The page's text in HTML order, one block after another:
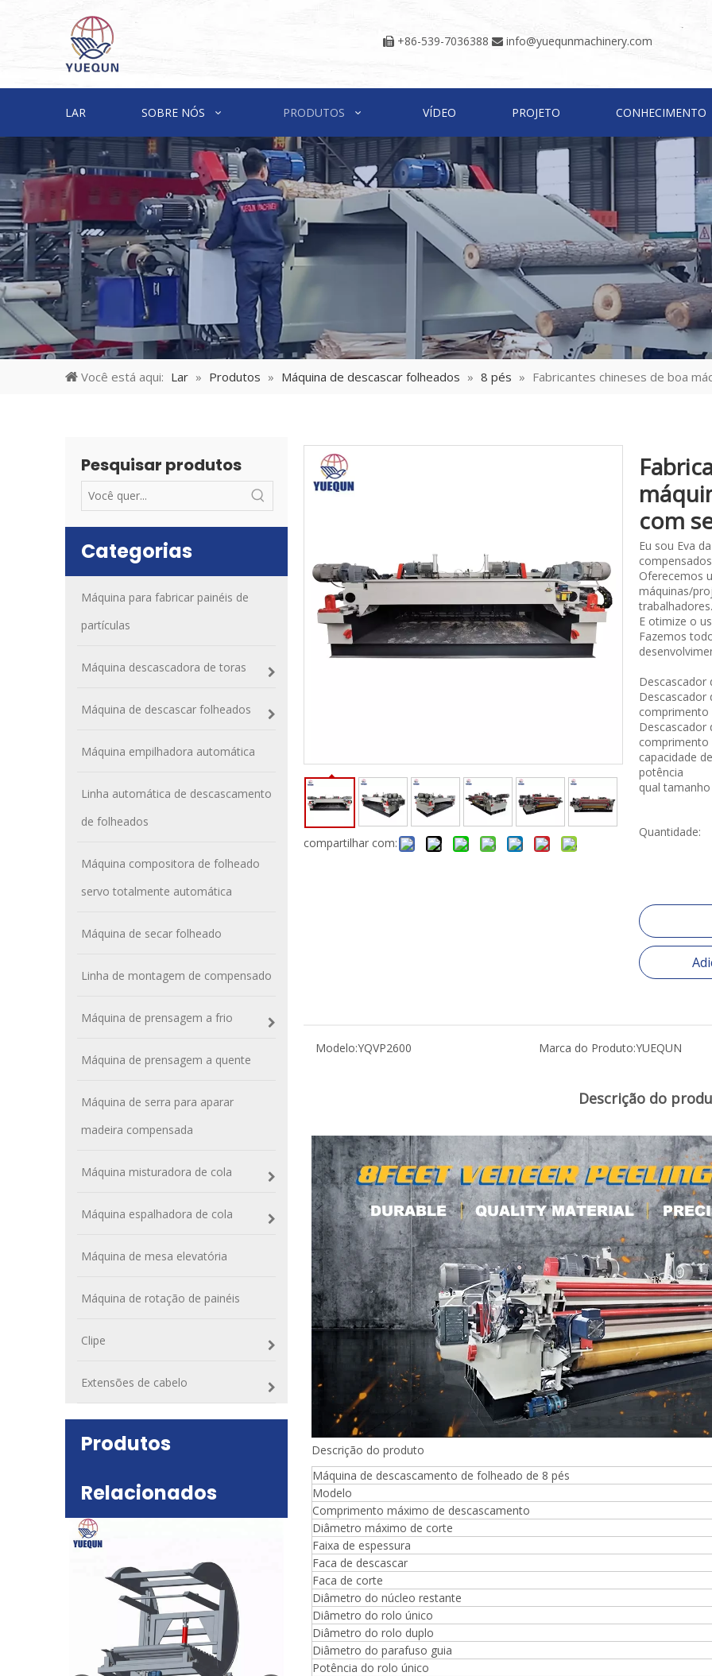
 +86-539-7036388  info@yuequnmachinery.com
LAR SOBRE NÓS PRODUTOS VÍDEO PROJETO CONHECIMENTO
Você está aqui: Lar » Produtos » Máquina de descascar folheados » 8 pés » Fabricantes chineses de boa
Pesquisar produtos
Categorias
Máquina para fabricar painéis de
partículas
Máquina descascadora de toras
Máquina de descascar folheados
Máquina empilhadora automática
Linha automática de descascamento
de folheados
Máquina compositora de folheado
servo totalmente automática
Máquina de secar folheado
Linha de montagem de compensado
Máquina de prensagem a frio
Máquina de prensagem a quente
Máquina de serra para aparar
madeira compensada
Máquina misturadora de cola
Máquina espalhadora de cola
Máquina de mesa elevatória
Máquina de rotação de painéis
Clipe
Extensões de cabelo
Produtos
Relacionados
compartilhar com:
com
Eu sou Eva
Oferecemos
máquinas/
trabalhadores.
E otimize o
Fazemos
Descascador
Descascador
comprimento
capacidade
potência
qual
Quantidade:
Modelo:YQVP2600 Marca do Produto:YUEQUN
Descrição do
Descrição do produto
Máquina de descascamento de folheado de 8 pés
Modelo
Comprimento máximo de descascamento
Diâmetro máximo de corte
Faixa de espessura
Faca de descascar
Faca de corte
Diâmetro do núcleo restante
Diâmetro do rolo único
Diâmetro do rolo duplo
Diâmetro do parafuso guia
Potência do rolo único